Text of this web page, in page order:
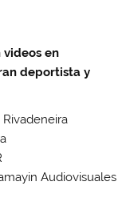
videos en
deportista y
Audiovisuales